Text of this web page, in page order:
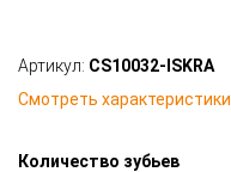
Артикул: CS10032-ISKRA
Смотреть характеристики
Количество зубьев